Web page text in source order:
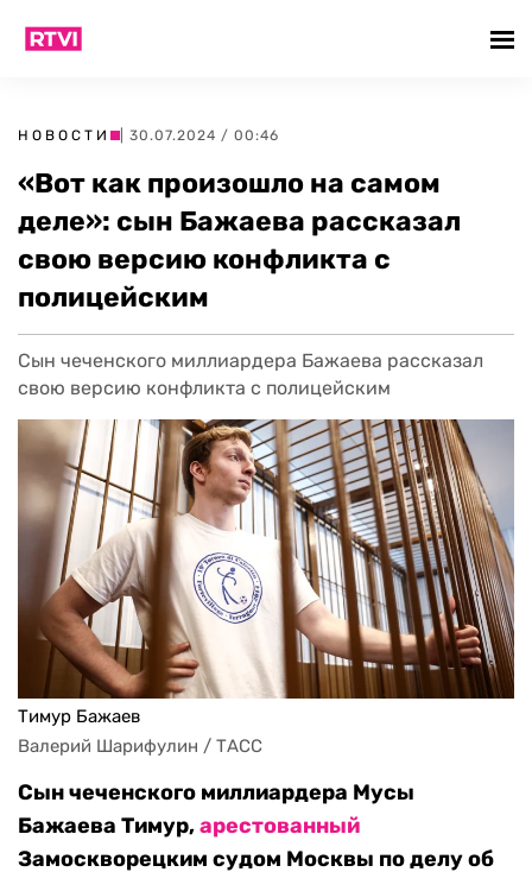
НОВОСТИ | 30.07.2024 / 00:46
«Вот как произошло на самом
деле»: сын Бажаева рассказал
свою версию конфликта с
полицейским
Сын чеченского миллиардера Бажаева рассказал
свою версию конфликта с полицейским
Тимур Бажаев
Валерий Шарифулин / ТАСС
Сын чеченского миллиардера Мусы
Бажаева Тимур,арестованный
Замоскворецким судом Москвы по делу об